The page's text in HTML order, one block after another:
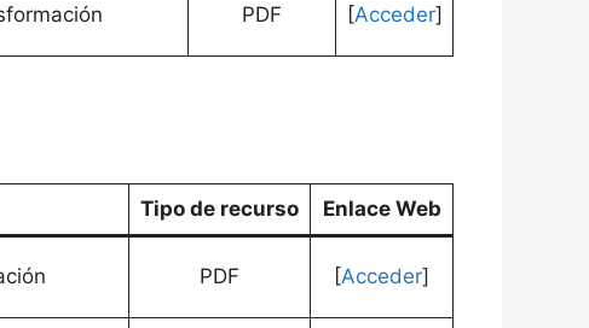
PDF [Acceder]
Tipo de recurso Enlace Web
PDF [Acceder]